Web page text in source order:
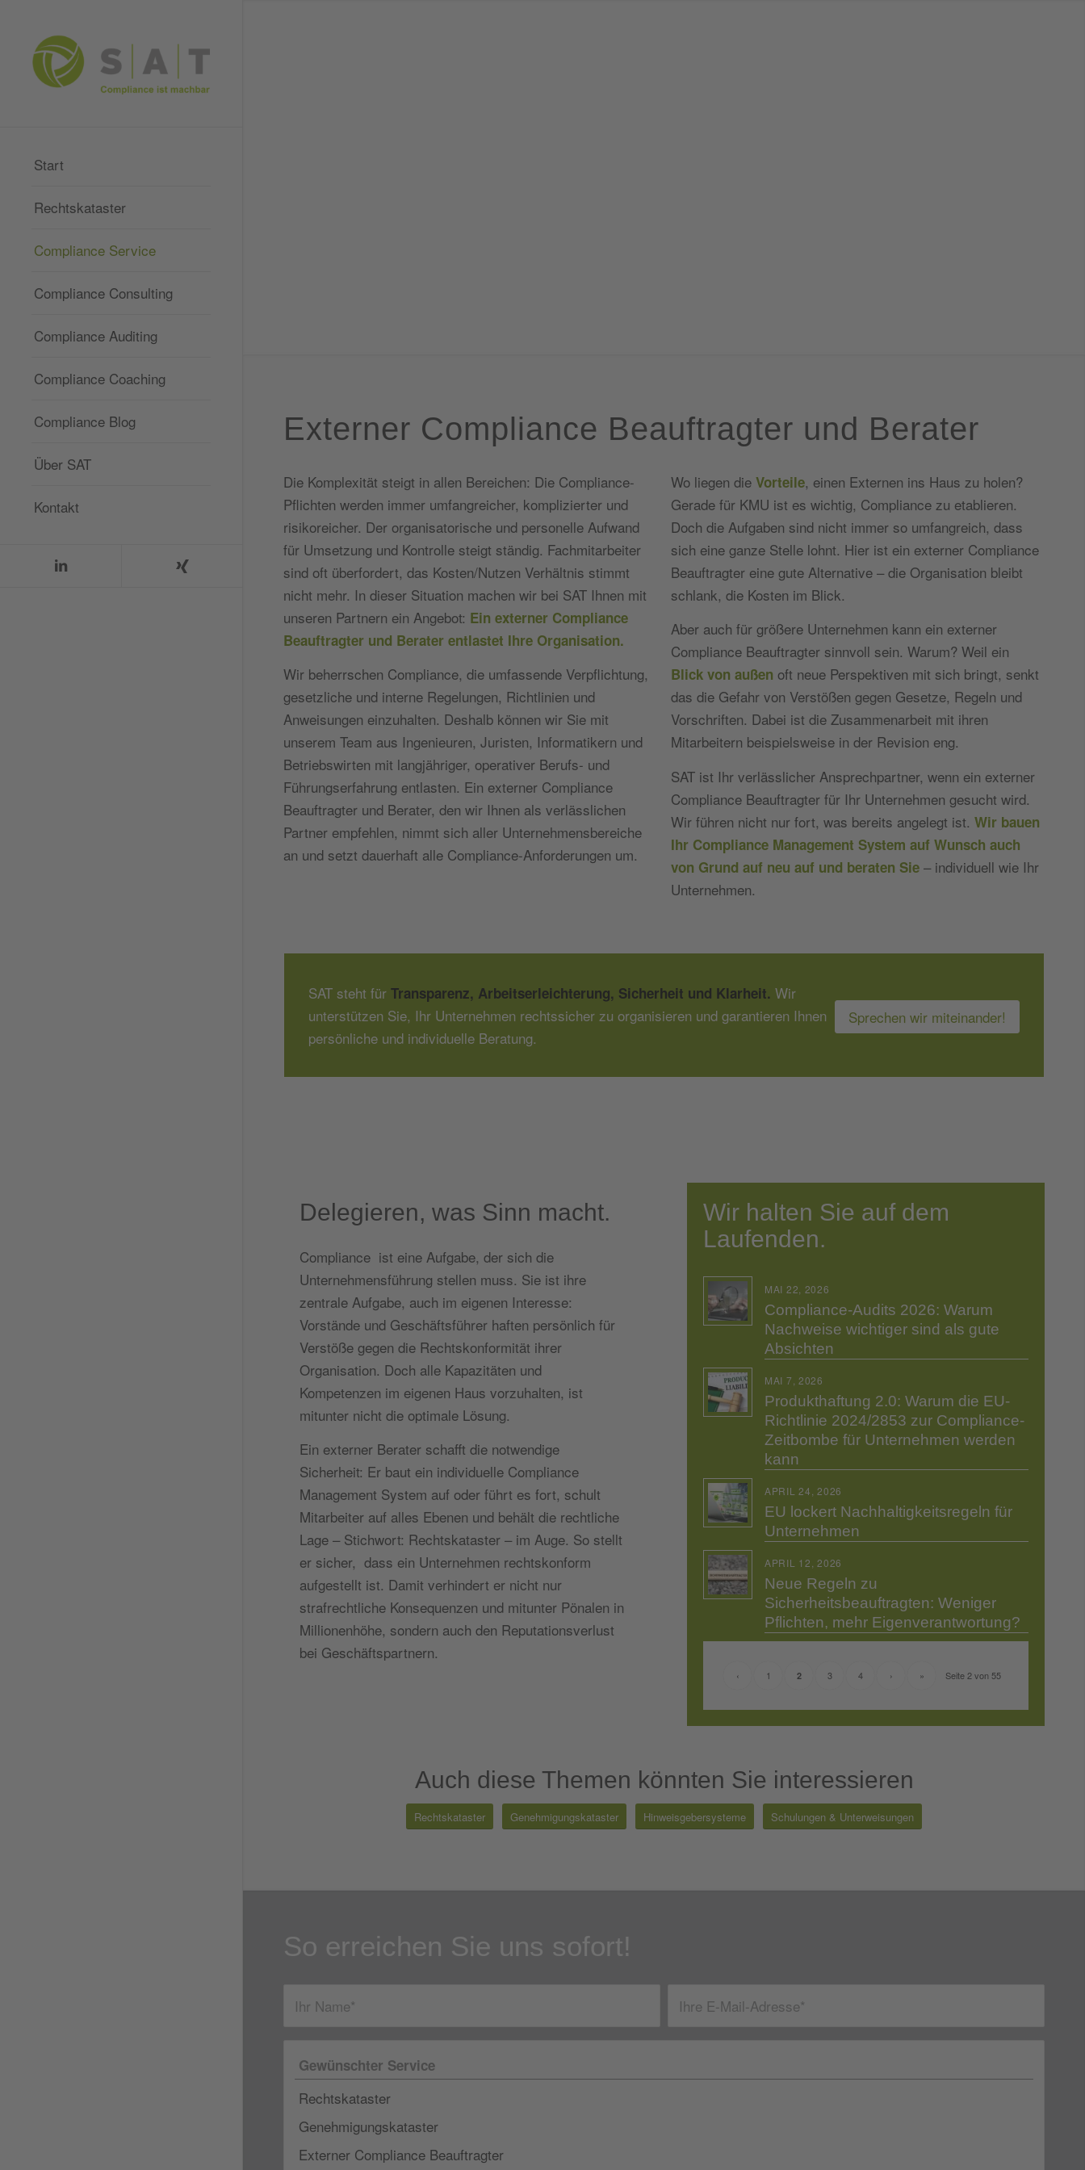
Start
Rechtskataster
Compliance Service
Compliance Consulting
Compliance Auditing
Compliance Coaching
Compliance Blog
Über SAT
Kontakt
Externer Compliance Beauftragter und Berater
Die Komplexität steigt in allen Bereichen: Die Compliance-
Pflichten werden immer umfangreicher, komplizierter und
risikoreicher. Der organisatorische und personelle Aufwand
für Umsetzung und Kontrolle steigt ständig. Fachmitarbeiter
sind oft überfordert, das Kosten/Nutzen Verhältnis stimmt
nicht mehr. In dieser Situation machen wir bei SAT Ihnen mit
unseren Partnern ein Angebot: Ein externer Compliance
Beauftragter und Berater entlastet Ihre Organisation.
Wir beherrschen Compliance, die umfassende Verpflichtung,
gesetzliche und interne Regelungen, Richtlinien und
Anweisungen einzuhalten. Deshalb können wir Sie mit
unserem Team aus Ingenieuren, Juristen, Informatikern und
Betriebswirten mit langjähriger, operativer Berufs- und
Führungserfahrung entlasten. Ein externer Compliance
Beauftragter und Berater, den wir Ihnen als verlässlichen
Partner empfehlen, nimmt sich aller Unternehmensbereiche
an und setzt dauerhaft alle Compliance-Anforderungen um.
Wo liegen die Vorteile, einen Externen ins Haus zu holen?
Gerade für KMU ist es wichtig, Compliance zu etablieren.
Doch die Aufgaben sind nicht immer so umfangreich, dass
sich eine ganze Stelle lohnt. Hier ist ein externer Compliance
Beauftragter eine gute Alternative – die Organisation bleibt
schlank, die Kosten im Blick.
Aber auch für größere Unternehmen kann ein externer
Compliance Beauftragter sinnvoll sein. Warum? Weil ein
Blick von außen oft neue Perspektiven mit sich bringt, senkt
das die Gefahr von Verstößen gegen Gesetze, Regeln und
Vorschriften. Dabei ist die Zusammenarbeit mit ihren
Mitarbeitern beispielsweise in der Revision eng.
SAT ist Ihr verlässlicher Ansprechpartner, wenn ein externer
Compliance Beauftragter für Ihr Unternehmen gesucht wird.
Wir führen nicht nur fort, was bereits angelegt ist. Wir bauen
Ihr Compliance Management System auf Wunsch auch
von Grund auf neu auf und beraten Sie – individuell wie Ihr
Unternehmen.
SAT steht für Transparenz, Arbeitserleichterung, Sicherheit und Klarheit. Wir
unterstützen Sie, Ihr Unternehmen rechtssicher zu organisieren und garantieren Ihnen
persönliche und individuelle Beratung.
Sprechen wir miteinander!
Delegieren, was Sinn macht.
Compliance ist eine Aufgabe, der sich die
Unternehmensführung stellen muss. Sie ist ihre
zentrale Aufgabe, auch im eigenen Interesse:
Vorstände und Geschäftsführer haften persönlich für
Verstöße gegen die Rechtskonformität ihrer
Organisation. Doch alle Kapazitäten und
Kompetenzen im eigenen Haus vorzuhalten, ist
mitunter nicht die optimale Lösung.
Ein externer Berater schafft die notwendige
Sicherheit: Er baut ein individuelle Compliance
Management System auf oder führt es fort, schult
Mitarbeiter auf alles Ebenen und behält die rechtliche
Lage – Stichwort: Rechtskataster – im Auge. So stellt
er sicher, dass ein Unternehmen rechtskonform
aufgestellt ist. Damit verhindert er nicht nur
strafrechtliche Konsequenzen und mitunter Pönalen in
Millionenhöhe, sondern auch den Reputationsverlust
bei Geschäftspartnern.
Wir halten Sie auf dem
Laufenden.
MAI 22, 2026
Compliance-Audits 2026: Warum
Nachweise wichtiger sind als gute
Absichten
MAI 7, 2026
Produkthaftung 2.0: Warum die EU-
Richtlinie 2024/2853 zur Compliance-
Zeitbombe für Unternehmen werden
kann
APRIL 24, 2026
EU lockert Nachhaltigkeitsregeln für
Unternehmen
APRIL 12, 2026
Neue Regeln zu
Sicherheitsbeauftragten: Weniger
Pflichten, mehr Eigenverantwortung?
Seite 2 von 55
‹ 1 2 3 4 › »
Auch diese Themen könnten Sie interessieren
Rechtskataster Genehmigungskataster Hinweisgebersysteme Schulungen & Unterweisungen
So erreichen Sie uns sofort!